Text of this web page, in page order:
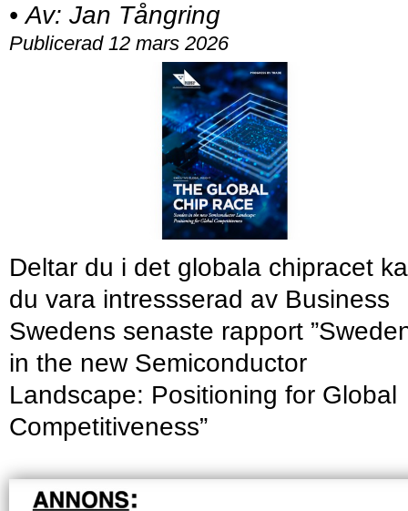
• Av: Jan Tångring
Publicerad 12 mars 2026
Deltar du i det globala chipracet
du vara intressserad av Business
Swedens senaste rapport
in the new Semiconductor
Landscape: Positioning for Global
Competitiveness”